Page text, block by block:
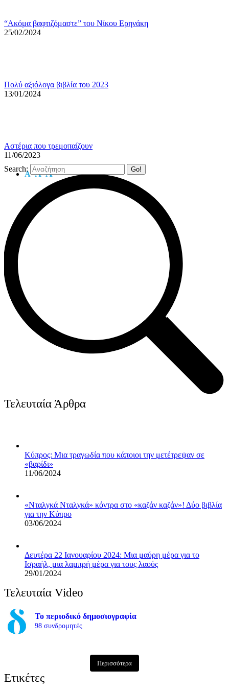
“Ακόμα βαφτιζόμαστε” του Νίκου Ερηνάκη
25/02/2024
Πολύ αξιόλογα βιβλία του 2023
13/01/2024
Αστέρια που τρεμοπαίζουν
11/06/2023
A A A
Search:
Τελευταία Άρθρα
Κύπρος: Μια τραγωδία που κάποιοι την μετέτρεψαν σε
«βαρίδι»
11/06/2024
«Νταλγκά Νταλγκά» κόντρα στο «καζάν καζάν»! Δύο βιβλία
για την Κύπρο
03/06/2024
Δευτέρα 22 Ιανουαρίου 2024: Μια μαύρη μέρα για το
Ισραήλ, μια λαμπρή μέρα για τους λαούς
29/01/2024
Τελευταία Video
Το περιοδικό δημοσιογραφία
98 συνδρομητές
0 0
AMI Retreat 2023 - Dr
Lefteris Kretsos
Περισσότερα
Ετικέτες